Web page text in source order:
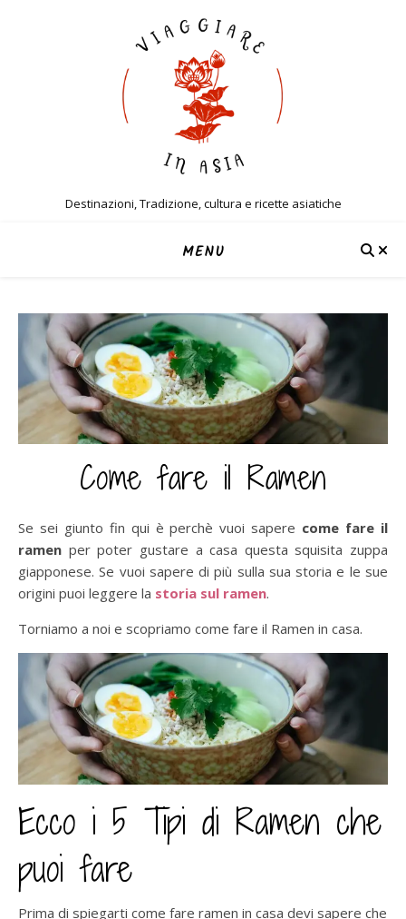
Destinazioni, Tradizione, cultura e ricette asiatiche
MENU
Come fare il Ramen
Se sei giunto fin qui è perchè vuoi sapere come fare il
ramen per poter gustare a casa questa squisita zuppa
giapponese. Se vuoi sapere di più sulla sua storia e le sue
origini puoi leggere la storia sul ramen.
Torniamo a noi e scopriamo come fare il Ramen in casa.
Ecco i 5 Tipi di Ramen che
puoi fare
Prima di spiegarti come fare ramen in casa devi sapere che